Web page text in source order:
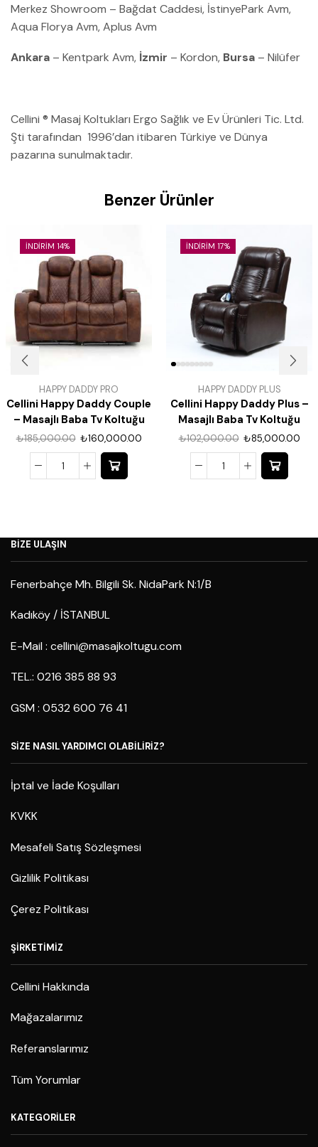
Merkez Showroom – Bağdat Caddesi, İstinyePark Avm,
Aqua Florya Avm, Aplus Avm
Ankara – Kentpark Avm, İzmir – Kordon, Bursa – Nilüfer
Cellini ® Masaj Koltukları Ergo Sağlık ve Ev Ürünleri Tic. Ltd.
Şti tarafından 1996’dan itibaren Türkiye ve Dünya
pazarına sunulmaktadır.
Benzer Ürünler
İNDIRIM 14%
HAPPY DADDY PRO
Cellini Happy Daddy Couple
– Masajlı Baba Tv Koltuğu
₺185,000.00 ₺160,000.00
İNDIRIM 17%
HAPPY DADDY PLUS
Cellini Happy Daddy Plus –
Masajlı Baba Tv Koltuğu
₺102,000.00 ₺85,000.00
BİZE ULAŞIN
Fenerbahçe Mh. Bilgili Sk. NidaPark N:1/B
Kadıköy / İSTANBUL
E-Mail : cellini@masajkoltugu.com
TEL.: 0216 385 88 93
GSM : 0532 600 76 41
SİZE NASIL YARDIMCI OLABİLİRİZ?
İptal ve İade Koşulları
KVKK
Mesafeli Satış Sözleşmesi
Gizlilik Politikası
Çerez Politikası
ŞİRKETİMİZ
Cellini Hakkında
Mağazalarımız
Referanslarımız
Tüm Yorumlar
KATEGORİLER